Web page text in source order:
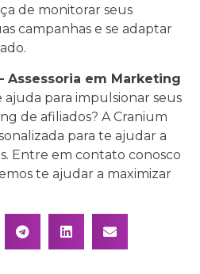
de monitorar seus
campanhas e se adaptar
Assessoria em Marketing
ajuda para impulsionar seus
de afiliados? A Cranium
para te ajudar a
Entre em contato conosco
te ajudar a maximizar